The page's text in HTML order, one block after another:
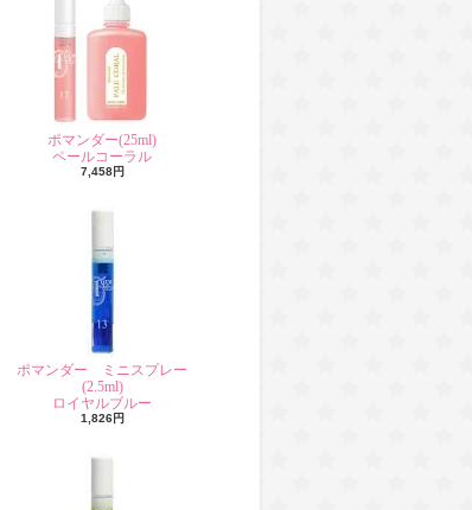
ポマンダー(25ml)
ペールコーラル
7,458円
ポマンダー ミニスプレー
(2.5ml)
ロイヤルブルー
1,826円